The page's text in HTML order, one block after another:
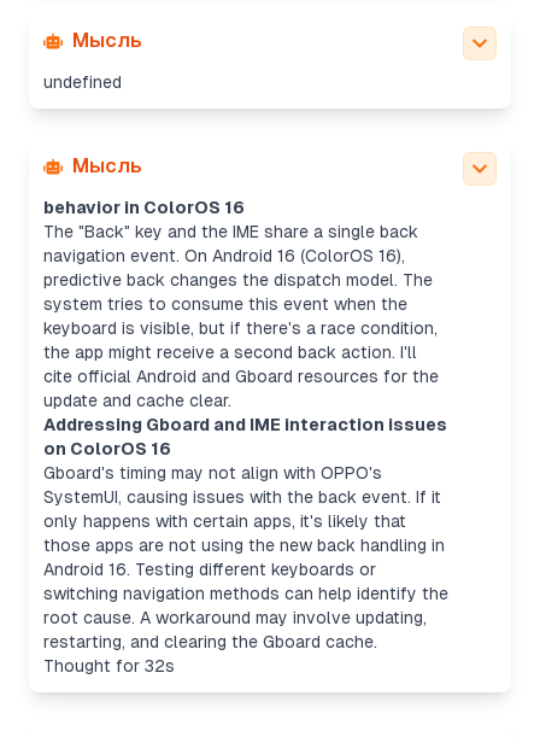
Мысль
undefined
Мысль
behavior in ColorOS 16
The "Back" key and the IME share a single back
navigation event. On Android 16 (ColorOS 16),
predictive back changes the dispatch model. The
system tries to consume this event when the
keyboard is visible, but if there's a race condition,
the app might receive a second back action. I'll
cite official Android and Gboard resources for the
update and cache clear.
Addressing Gboard and IME interaction issues
on ColorOS 16
Gboard's timing may not align with OPPO's
SystemUI, causing issues with the back event. If it
only happens with certain apps, it's likely that
those apps are not using the new back handling in
Android 16. Testing different keyboards or
switching navigation methods can help identify the
root cause. A workaround may involve updating,
restarting, and clearing the Gboard cache.
Thought for 32s